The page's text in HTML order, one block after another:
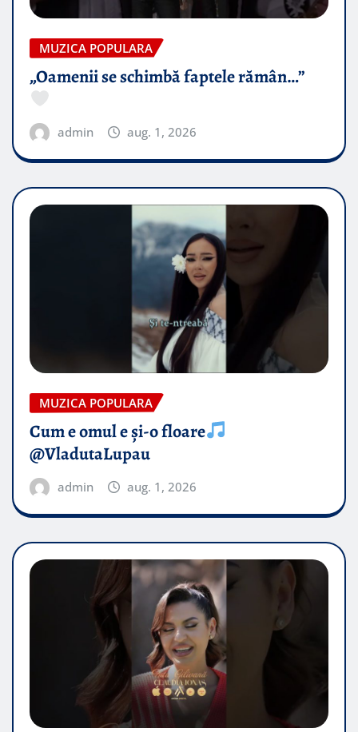
MUZICA POPULARA
„Oamenii se schimbă faptele rămân…”
admin aug. 1, 2026
MUZICA POPULARA
Cum e omul e și-o floare
@VladutaLupau
admin aug. 1, 2026